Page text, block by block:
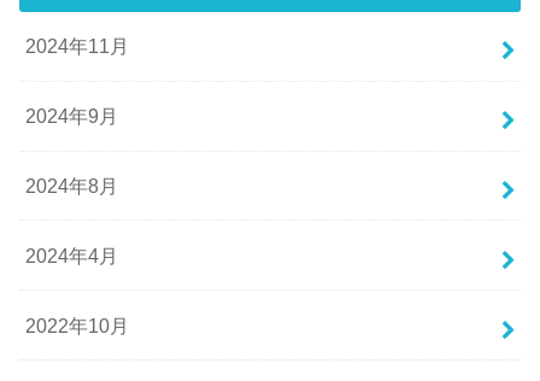
2024年11月
2024年9月
2024年8月
2024年4月
2022年10月